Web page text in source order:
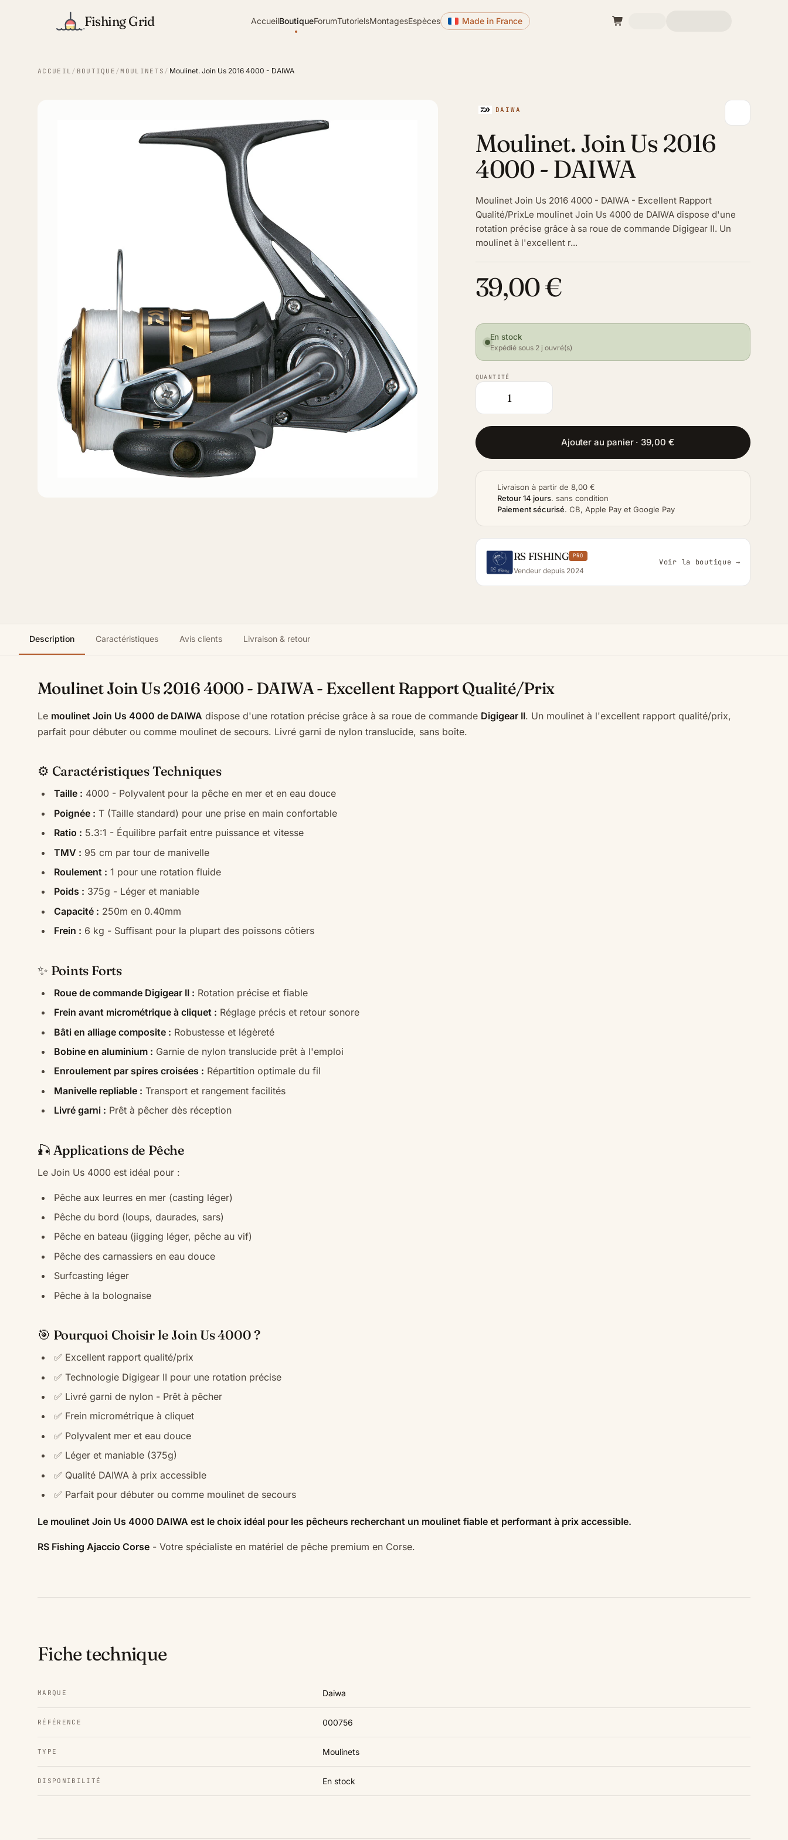
Fishing Grid AccueilBoutiqueForumTutorielsMontagesEspèces Made in France
ACCUEIL / BOUTIQUE / MOULINETS / Moulinet. Join Us 2016 4000 - DAIWA
DAIWA
Moulinet. Join Us 2016
4000 - DAIWA
Moulinet Join Us 2016 4000 - DAIWA - Excellent Rapport
Qualité/PrixLe moulinet Join Us 4000 de DAIWA dispose d'une
rotation précise grâce à sa roue de commande Digigear II. Un
moulinet à l'excellent r...
39,00 €
En stock
Expédié sous 2 j ouvré(s)
QUANTITÉ
Ajouter au panier · 39,00 €
Livraison à partir de 8,00 €
Retour 14 jours. sans condition
Paiement sécurisé. CB, Apple Pay et Google Pay
RS FISHING PRO
Vendeur depuis 2024
Voir la boutique →
Description Caractéristiques Avis clients Livraison & retour
Moulinet Join Us 2016 4000 - DAIWA - Excellent Rapport Qualité/Prix
Le moulinet Join Us 4000 de DAIWA dispose d'une rotation précise grâce à sa roue de commande Digigear II. Un moulinet à l'excellent rapport qualité/prix,
parfait pour débuter ou comme moulinet de secours. Livré garni de nylon translucide, sans boîte.
⚙️ Caractéristiques Techniques
Taille : 4000 - Polyvalent pour la pêche en mer et en eau douce
Poignée : T (Taille standard) pour une prise en main confortable
Ratio : 5.3:1 - Équilibre parfait entre puissance et vitesse
TMV : 95 cm par tour de manivelle
Roulement : 1 pour une rotation fluide
Poids : 375g - Léger et maniable
Capacité : 250m en 0.40mm
Frein : 6 kg - Suffisant pour la plupart des poissons côtiers
✨ Points Forts
Roue de commande Digigear II : Rotation précise et fiable
Frein avant micrométrique à cliquet : Réglage précis et retour sonore
Bâti en alliage composite : Robustesse et légèreté
Bobine en aluminium : Garnie de nylon translucide prêt à l'emploi
Enroulement par spires croisées : Répartition optimale du fil
Manivelle repliable : Transport et rangement facilités
Livré garni : Prêt à pêcher dès réception
🎣 Applications de Pêche
Le Join Us 4000 est idéal pour :
Pêche aux leurres en mer (casting léger)
Pêche du bord (loups, daurades, sars)
Pêche en bateau (jigging léger, pêche au vif)
Pêche des carnassiers en eau douce
Surfcasting léger
Pêche à la bolognaise
🎯 Pourquoi Choisir le Join Us 4000 ?
✅ Excellent rapport qualité/prix
✅ Technologie Digigear II pour une rotation précise
✅ Livré garni de nylon - Prêt à pêcher
✅ Frein micrométrique à cliquet
✅ Polyvalent mer et eau douce
✅ Léger et maniable (375g)
✅ Qualité DAIWA à prix accessible
✅ Parfait pour débuter ou comme moulinet de secours
Le moulinet Join Us 4000 DAIWA est le choix idéal pour les pêcheurs recherchant un moulinet fiable et performant à prix accessible.
RS Fishing Ajaccio Corse - Votre spécialiste en matériel de pêche premium en Corse.
Fiche technique
MARQUE Daiwa
RÉFÉRENCE 000756
TYPE Moulinets
DISPONIBILITÉ En stock